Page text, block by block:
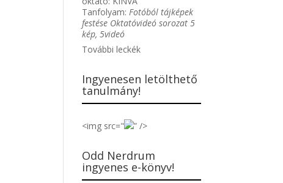
Tanfolyam:Fotóból tájképek
festése Oktatóvideó sorozat 5
kép, 5videó
További leckék
Ingyenesen letölthető
tanulmány!
<img src=" ” />
Odd Nerdrum
ingyenes e-könyv!